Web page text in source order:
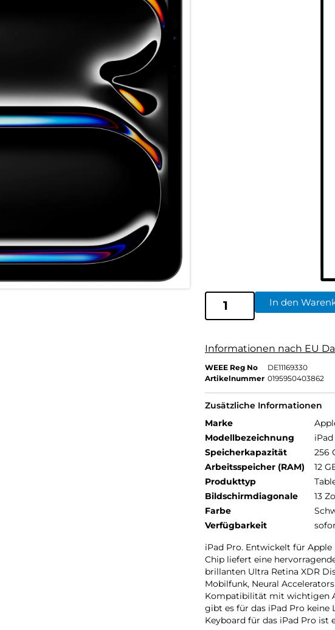
In den
Informationen nach EU
WEEE Reg No
DE11169330
Artikelnummer 0195950403862
Zusätzliche Informationen
Marke
Modellbezeichnung
iPad
Speicherkapazität
256
Arbeitsspeicher (RAM)
12
Produkttyp
Bildschirmdiagonale
13
Farbe
Verfügbarkeit
iPad Pro. Entwickelt für
Chip liefert eine
brillanten Ultra Retina XDR
Mobilfunk, Neural
Kompatibilität mit wichtigen
gibt es für das iPad Pro
Keyboard für das iPad Pro